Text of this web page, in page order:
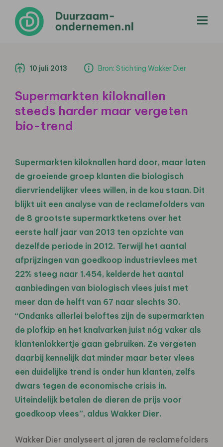
10 juli 2013 Bron: Stichting Wakker Dier
Supermarkten kiloknallen
steeds harder maar vergeten
bio-trend
Supermarkten kiloknallen hard door, maar laten
de groeiende groep klanten die biologisch
diervriendelijker vlees willen, in de kou staan. Dit
blijkt uit een analyse van de reclamefolders van
de 8 grootste supermarktketens over het
eerste half jaar van 2013 ten opzichte van
dezelfde periode in 2012. Terwijl het aantal
afprijzingen van goedkoop industrievlees met
22% steeg naar 1.454, kelderde het aantal
aanbiedingen van biologisch vlees juist met
meer dan de helft van 67 naar slechts 30.
“Ondanks allerlei beloftes zijn de supermarkten
de plofkip en het knalvarken juist nóg vaker als
klantenlokkertje gaan gebruiken. Ze vergeten
daarbij kennelijk dat minder maar beter vlees
een duidelijke trend is onder hun klanten, zelfs
dwars tegen de economische crisis in.
Uiteindelijk betalen de dieren de prijs voor
goedkoop vlees”, aldus Wakker Dier.
Wakker Dier analyseert al jaren de reclamefolders